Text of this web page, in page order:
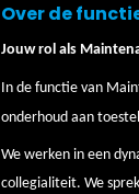
Over de
Jouw rol als
In de functie van
onderhoud aan
We werken in een
collegialiteit. We